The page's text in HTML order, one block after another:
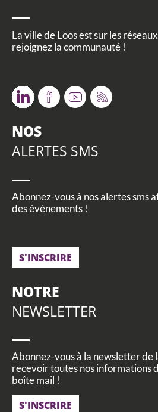
La ville de Loos est sur les
rejoignez la communauté !
TwitterFacebookYoutube
RSS
NOS
ALERTES SMS
Abonnez-vous à nos alertes sms
des événements !
S'INSCRIRE
NOTRE
NEWSLETTER
Abonnez-vous à la newsletter de
recevoir toutes nos informations
boîte mail !
S'INSCRIRE